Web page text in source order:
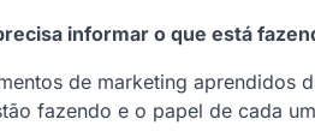
informar o que está
de marketing aprendidos
fazendo e o papel de cada